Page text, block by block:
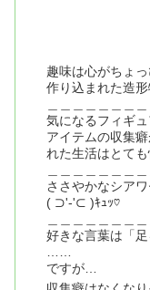
趣味は心がちょ
作り込まれた造
気になるフィギ
アイテムの収集
れた生活はとても
ささやかなシアワ
( ⊃'-'⊂ )ｷｭｯ♡
好きな言葉は「足
ですが…